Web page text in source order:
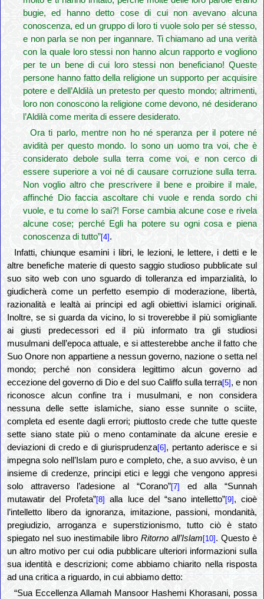
bugie, ed hanno detto cose di cui non avevano alcuna
conoscenza, ed un gruppo di loro ti vuole solo per sé stesso,
e non parla se non per ingannare. Ti chiamano ad una verità
con la quale loro stessi non hanno alcun rapporto e vogliono
per te un bene di cui loro stessi non beneficiano! Queste
persone hanno fatto della religione un supporto per acquisire
potere e dell’Aldilà un pretesto per questo mondo; altrimenti,
loro non conoscono la religione come devono, né desiderano
l’Aldilà come merita di essere desiderato.
Ora ti parlo, mentre non ho né speranza per il potere né
avidità per questo mondo. Io sono un uomo tra voi, che è
considerato debole sulla terra come voi, e non cerco di
essere superiore a voi né di causare corruzione sulla terra.
Non voglio altro che prescrivere il bene e proibire il male,
affinché Dio faccia ascoltare chi vuole e renda sordo chi
vuole, e tu come lo sai?! Forse cambia alcune cose e rivela
alcune cose; perché Egli ha potere su ogni cosa e piena
conoscenza di tutto”[4] .
Infatti, chiunque esamini i libri, le lezioni, le lettere, i detti e le
altre benefiche materie di questo saggio studioso pubblicate sul
suo sito web con uno sguardo di tolleranza ed imparzialità, lo
giudicherà come un perfetto esempio di moderazione, libertà,
razionalità e lealtà ai principi ed agli obiettivi islamici originali.
Inoltre, se si guarda da vicino, lo si troverebbe il più somigliante
ai giusti predecessori ed il più informato tra gli studiosi
musulmani dell’epoca attuale, e si attesterebbe anche il fatto che
Suo Onore non appartiene a nessun governo, nazione o setta nel
mondo; perché non considera legittimo alcun governo ad
eccezione del governo di Dio e del suo Califfo sulla terra[5] , e non
riconosce alcun confine tra i musulmani, e non considera
nessuna delle sette islamiche, siano esse sunnite o sciite,
completa ed esente dagli errori; piuttosto crede che tutte queste
sette siano state più o meno contaminate da alcune eresie e
deviazioni di credo e di giurisprudenza[6] , pertanto aderisce e si
impegna solo nell’Islam puro e completo, che, a suo avviso, è un
insieme di credenze, principi etici e leggi che vengono appresi
solo attraverso l’adesione al “Corano”[7]
ed alla “Sunnah
mutawatir del Profeta” [8] alla luce del “sano intelletto”[9] , cioè
l’intelletto libero da ignoranza, imitazione, passioni, mondanità,
pregiudizio, arroganza e superstizionismo, tutto ciò è stato
spiegato nel suo inestimabile libro Ritorno all’Islam [10] . Questo è
un altro motivo per cui odia pubblicare ulteriori informazioni sulla
sua identità e descrizioni; come abbiamo chiarito nella risposta
ad una critica a riguardo, in cui abbiamo detto:
“Sua Eccellenza Allamah Mansoor Hashemi Khorasani, possa